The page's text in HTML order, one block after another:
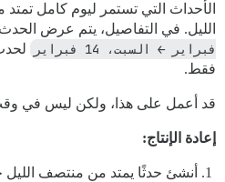
الأحداث التي تستمر ليوم كامل
الليل. في التفاصيل، يتم عرض
فبراير ← السبت، 14 فبراير
فقط.
قد أعمل على هذا، ولكن ليس في
إعادة الإنتاج:
أنشئ حدثًا يمتد من منتصف